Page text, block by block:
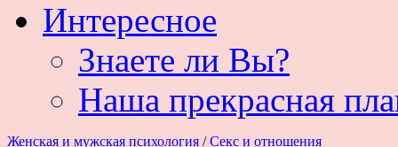
Интересное
Знаете ли Вы?
Наша прекрасная
Женская и мужская психология / Секс и отношения